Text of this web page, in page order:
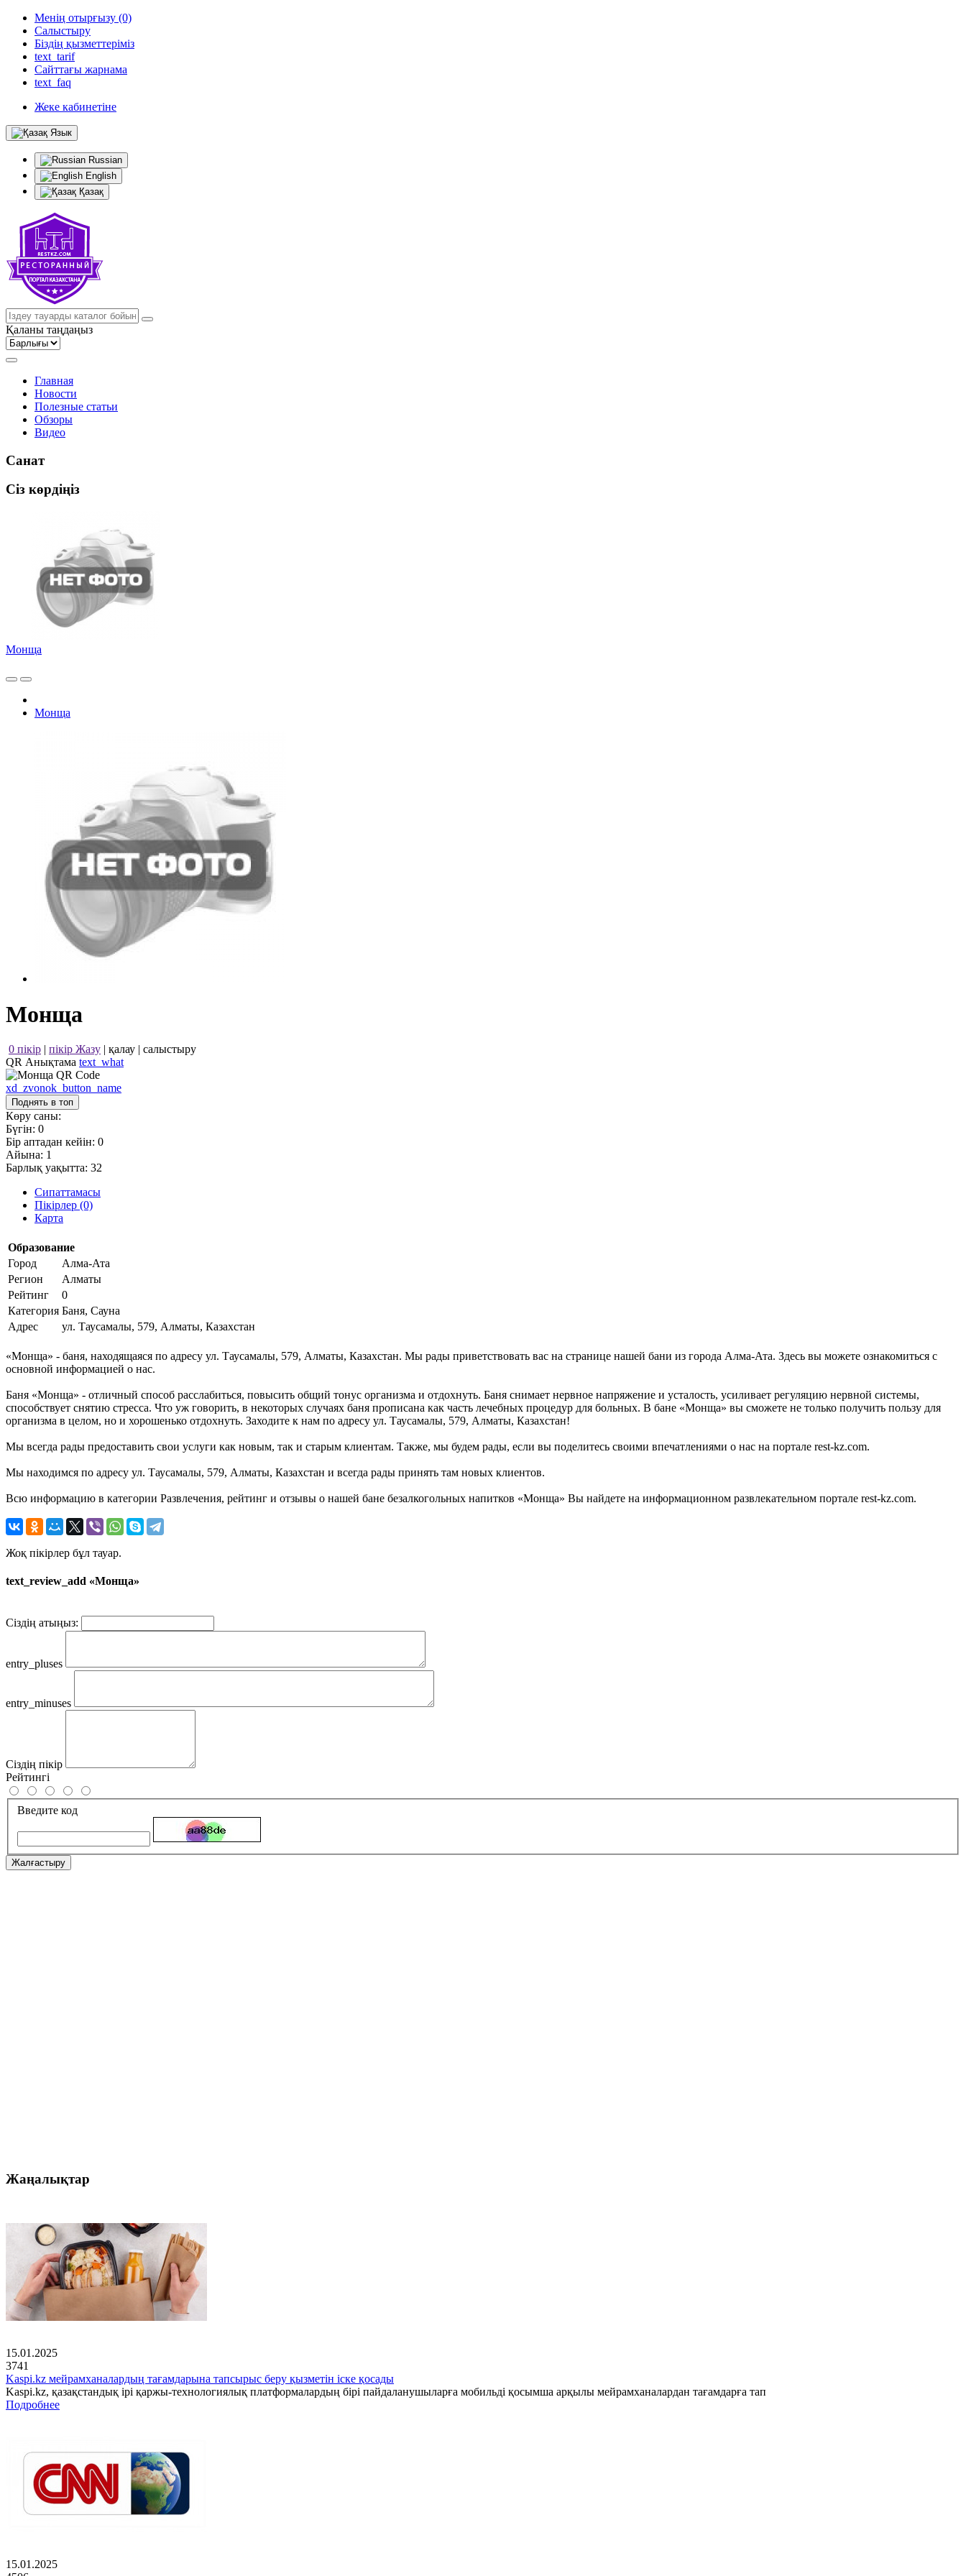
Менің отырғызу (0)
Салыстыру
Біздің қызметтеріміз
text_tarif
Сайттағы жарнама
text_faq
Жеке кабинетіне
Язык
Russian
English
Қазақ
Қаланы таңдаңыз
Главная
Новости
Полезные статьи
Обзоры
Видео
Санат
Сіз көрдіңіз
Монща
Монща
Монща
0 пікір | пікір Жазу | қалау | салыстыру
QR Анықтама text_what
xd_zvonok_button_name
Поднять в топ
Көру саны:
Бүгін: 0
Бір аптадан кейін: 0
Айына: 1
Барлық уақытта: 32
Сипаттамасы
Пікірлер (0)
Карта
Образование
Город
Алма-Ата
Регион
Алматы
Рейтинг
0
Категория Баня, Сауна
Адрес
ул. Таусамалы, 579, Алматы, Казахстан
«Монща» - баня, находящаяся по адресу ул. Таусамалы, 579, Алматы, Казахстан. Мы рады приветствовать вас на странице нашей бани из города Алма-Ата. Здесь вы можете ознакомиться с
основной информацией о нас.
Баня «Монща» - отличный способ расслабиться, повысить общий тонус организма и отдохнуть. Баня снимает нервное напряжение и усталость, усиливает регуляцию нервной системы,
способствует снятию стресса. Что уж говорить, в некоторых случаях баня прописана как часть лечебных процедур для больных. В бане «Монща» вы сможете не только получить пользу для
организма в целом, но и хорошенько отдохнуть. Заходите к нам по адресу ул. Таусамалы, 579, Алматы, Казахстан!
Мы всегда рады предоставить свои услуги как новым, так и старым клиентам. Также, мы будем рады, если вы поделитесь своими впечатлениями о нас на портале rest-kz.com.
Мы находимся по адресу ул. Таусамалы, 579, Алматы, Казахстан и всегда рады принять там новых клиентов.
Всю информацию в категории Развлечения, рейтинг и отзывы о нашей бане безалкогольных напитков «Монща» Вы найдете на информационном развлекательном портале rest-kz.com.
Жоқ пікірлер бұл тауар.
text_review_add «Монща»
Сіздің атыңыз:
entry_pluses
entry_minuses
Сіздің пікір
Рейтингі
Введите код
Жалғастыру
Жаңалықтар
15.01.2025
3741
Kaspi.kz мейрамханалардың тағамдарына тапсырыс беру қызметін іске қосады
Kaspi.kz, қазақстандық ірі қаржы-технологиялық платформалардың бірі пайдаланушыларға мобильді қосымша арқылы мейрамханалардан тағамдарға тап
Подробнее
15.01.2025